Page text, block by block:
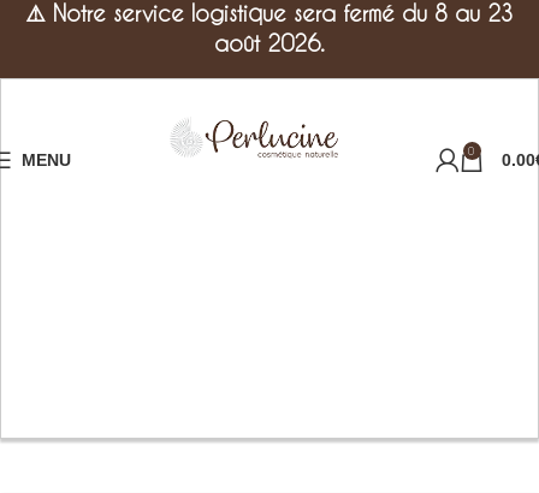
MENU 0 0.00
⚠️ Notre service logistique sera fermé du 8 au 23
août 2026.